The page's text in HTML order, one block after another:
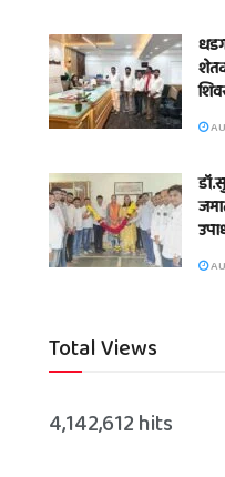
Total Views
4,142,612 hits